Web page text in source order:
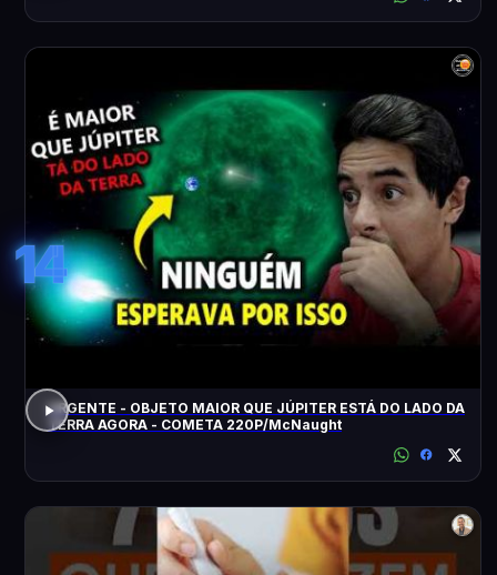
14
URGENTE - OBJETO MAIOR QUE JÚPITER ESTÁ DO LADO DA
TERRA AGORA - COMETA 220P/McNaught